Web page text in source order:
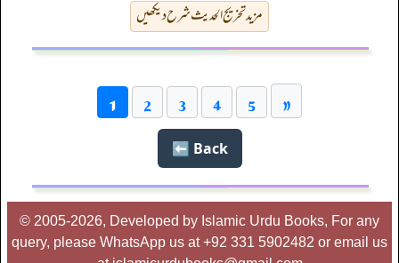
مزید تخریج الحدیث شرح دیکھیں
1 2 3 4 5 »
Back ⬅️
© 2005-2026, Developed by Islamic Urdu Books, For any
query, please WhatsApp us at +92 331 5902482 or email us